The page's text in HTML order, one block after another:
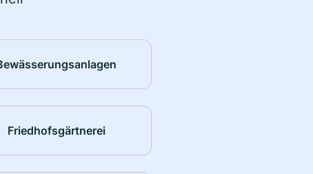
Friedhofsgärtnerei